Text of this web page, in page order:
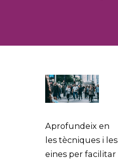
Aprofundeix en
les tècniques i les
eines per facilitar